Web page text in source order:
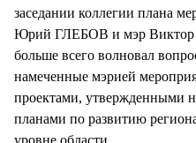
заседании коллегии плана
Юрий ГЛЕБОВ и мэр Виктор
больше всего волновал
намеченные мэрией
проектами, утвержденными
планами по развитию
уровне области.